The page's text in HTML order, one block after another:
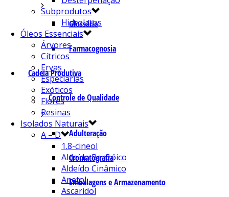
Glossário
Farmacognosia
Cadeia Produtiva
Controle de Qualidade
Adulteração
Cromatografia
Embalagens e Armazenamento
Subprodutos
Hidrolatos
Óleos Essenciais
Árvores
Cítricos
Ervas
Especiarias
Exóticos
Flores
Resinas
Isolados Naturais
A – D
1.8-cineol
Aldeído Benzóico
Aldeído Cinâmico
Anetol
Ascaridol